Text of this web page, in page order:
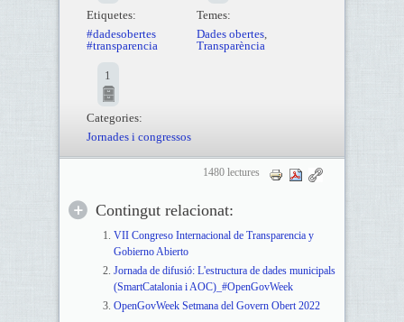
Etiquetes:
#dadesobertes
#transparencia
Temes:
Dades obertes,
Transparència
1
Categories:
Jornades i congressos
1480 lectures
Contingut relacionat:
VII Congreso Internacional de Transparencia y
Gobierno Abierto
Jornada de difusió: L'estructura de dades municipals
(SmartCatalonia i AOC)_#OpenGovWeek
OpenGovWeek Setmana del Govern Obert 2022